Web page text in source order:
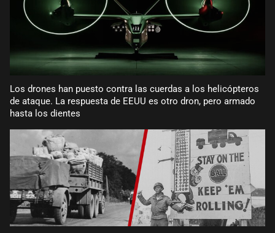
Los drones han puesto contra las cuerdas a los helicópteros
de ataque. La respuesta de EEUU es otro dron, pero armado
hasta los dientes